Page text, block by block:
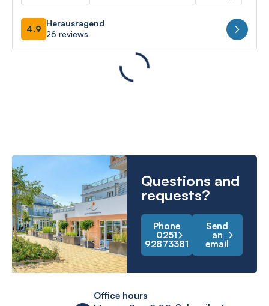
4.9
Herausragend
26 reviews
Questions and
requests?
Phone
0251
92873381
Send
an
email
Office hours